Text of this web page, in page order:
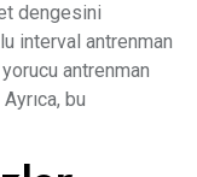
dengesini
interval antrenman
antrenman
bu